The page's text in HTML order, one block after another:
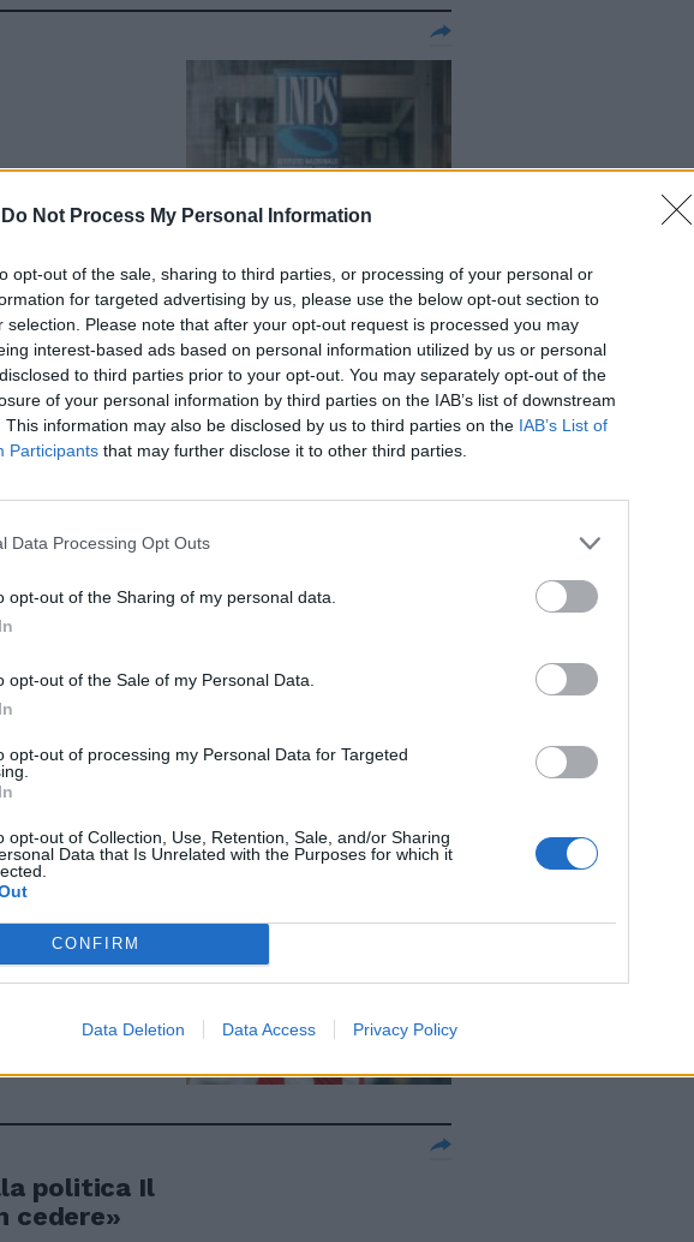
Do Not Process My Personal Information
opt-out of the sale, sharing to third parties, or processing of your personal or
for targeted advertising by us, please use the below opt-out section to
selection. Please note that after your opt-out request is processed you may
interest-based ads based on personal information utilized by us or personal
to third parties prior to your opt-out. You may separately opt-out of the
of your personal information by third parties on the IAB’s list of downstream
This information may also be disclosed by us to third parties on the IAB’s List of
Participants that may further disclose it to other third parties.
Data Processing Opt Outs
opt-out of the Sharing of my personal data.
opt-out of the Sale of my Personal Data.
opt-out of processing my Personal Data for Targeted
opt-out of Collection, Use, Retention, Sale, and/or Sharing
Data that Is Unrelated with the Purposes for which it
CONFIRM
Data Deletion Data Access Privacy Policy
dominio
12 mesi il re
colpi: ha
al
per
politica Il
cedere»